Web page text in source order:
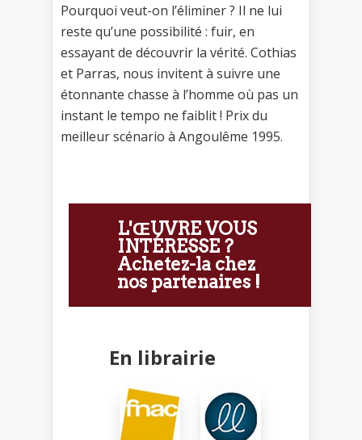
Pourquoi veut-on l’éliminer ? Il ne lui
reste qu’une possibilité : fuir, en
essayant de découvrir la vérité. Cothias
et Parras, nous invitent à suivre une
étonnante chasse à l’homme où pas un
instant le tempo ne faiblit ! Prix du
meilleur scénario à Angoulême 1995.
L'ŒUVRE VOUS
INTÉRESSE ?
Achetez-la chez
nos partenaires !
En librairie